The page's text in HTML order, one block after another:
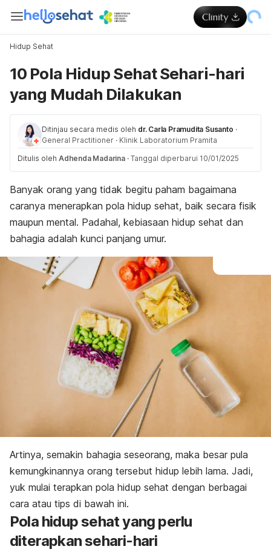
Hidup Sehat
10 Pola Hidup Sehat Sehari-hari
yang Mudah Dilakukan
Ditinjau secara medis oleh dr. Carla Pramudita Susanto ·
General Practitioner · Klinik Laboratorium Pramita
Ditulis oleh Adhenda Madarina · Tanggal diperbarui 10/01/2025
Banyak orang yang tidak begitu paham bagaimana
caranya menerapkan pola hidup sehat, baik secara fisik
maupun mental. Padahal, kebiasaan hidup sehat dan
bahagia adalah kunci panjang umur.
Artinya, semakin bahagia seseorang, maka besar pula
kemungkinannya orang tersebut hidup lebih lama. Jadi,
yuk mulai terapkan pola hidup sehat dengan berbagai
cara atau tips di bawah ini.
Pola hidup sehat yang perlu
diterapkan sehari-hari